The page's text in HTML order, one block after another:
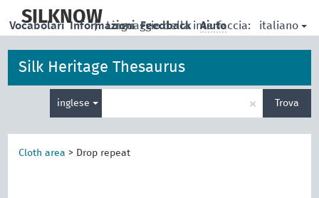
main
SILKNOW
| Linguaggio della interfaccia: italiano
Vocabolari Informazioni Feedback Aiuto
Silk Heritage Thesaurus
inglese
per
la
× Trova
Cloth area > Drop repeat